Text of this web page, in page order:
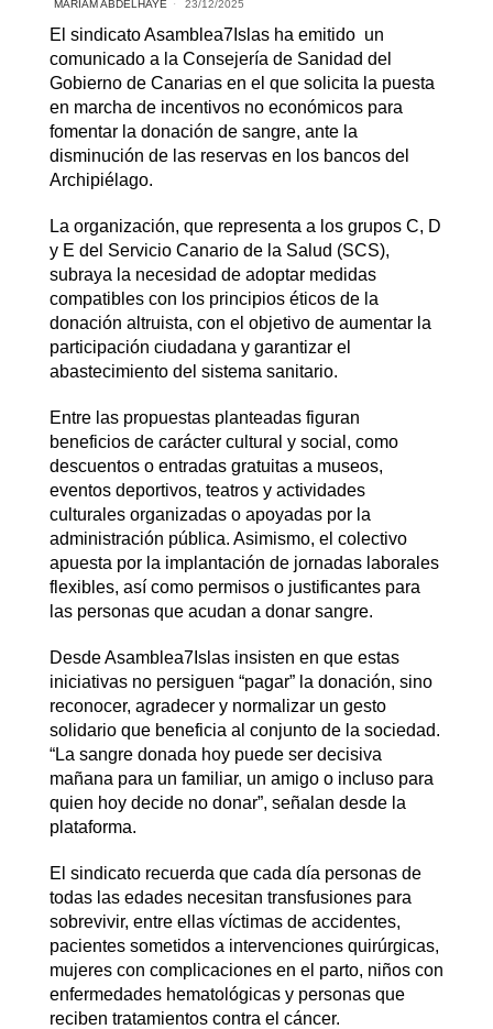
MARIAM ABDELHAYE 23/12/2025
El sindicato Asamblea7Islas ha emitido un
comunicado a la Consejería de Sanidad del
Gobierno de Canarias en el que solicita la puesta
en marcha de incentivos no económicos para
fomentar la donación de sangre, ante la
disminución de las reservas en los bancos del
Archipiélago.
La organización, que representa a los grupos C, D
y E del Servicio Canario de la Salud (SCS),
subraya la necesidad de adoptar medidas
compatibles con los principios éticos de la
donación altruista, con el objetivo de aumentar la
participación ciudadana y garantizar el
abastecimiento del sistema sanitario.
Entre las propuestas planteadas figuran
beneficios de carácter cultural y social, como
descuentos o entradas gratuitas a museos,
eventos deportivos, teatros y actividades
culturales organizadas o apoyadas por la
administración pública. Asimismo, el colectivo
apuesta por la implantación de jornadas laborales
flexibles, así como permisos o justificantes para
las personas que acudan a donar sangre.
Desde Asamblea7Islas insisten en que estas
iniciativas no persiguen “pagar” la donación, sino
reconocer, agradecer y normalizar un gesto
solidario que beneficia al conjunto de la sociedad.
“La sangre donada hoy puede ser decisiva
mañana para un familiar, un amigo o incluso para
quien hoy decide no donar”, señalan desde la
plataforma.
El sindicato recuerda que cada día personas de
todas las edades necesitan transfusiones para
sobrevivir, entre ellas víctimas de accidentes,
pacientes sometidos a intervenciones quirúrgicas,
mujeres con complicaciones en el parto, niños con
enfermedades hematológicas y personas que
reciben tratamientos contra el cáncer.